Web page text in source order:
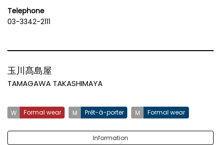
Telephone
03-3342-2111
玉川髙島屋
TAMAGAWA TAKASHIMAYA
Formal wear Prêt-à-porter Formal wear
Information